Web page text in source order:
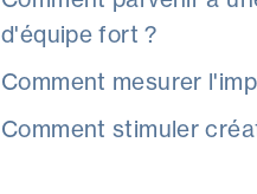
d'équipe fort ?
Comment mesurer
Comment stimuler